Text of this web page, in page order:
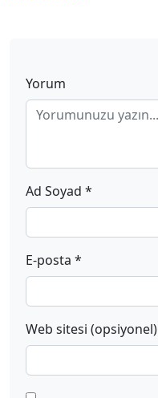
Yorum
Ad Soyad *
E-posta *
Web sitesi (opsiyonel)